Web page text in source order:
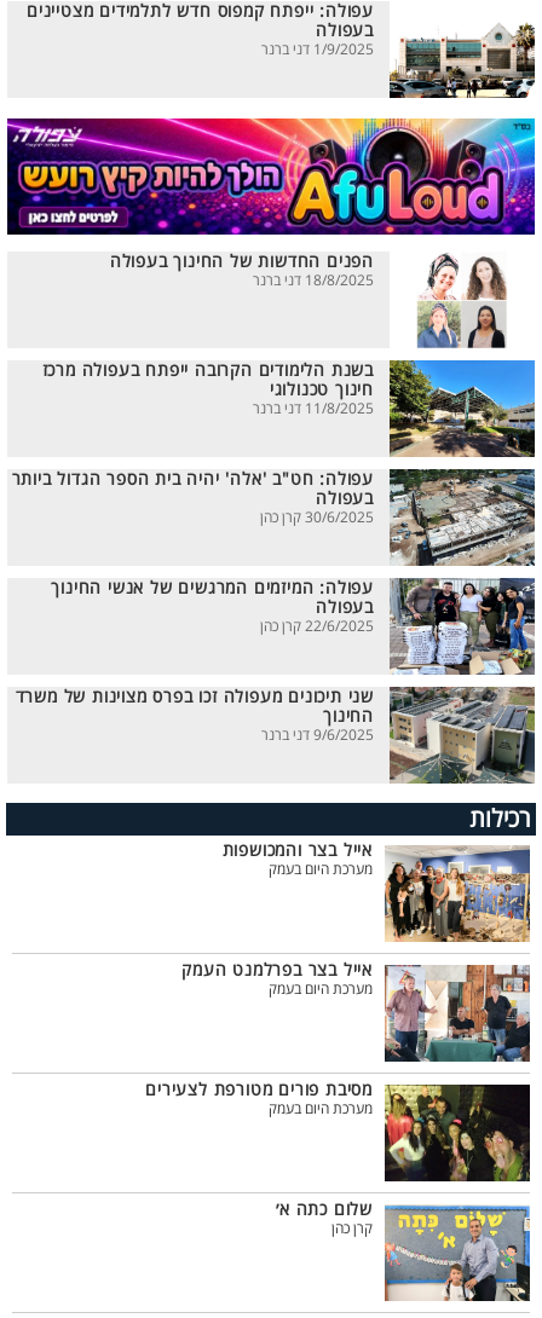
עפולה: ייפתח קמפוס חדש לתלמידים מצטיינים
בעפולה
1/9/2025 דני ברנר
הפנים החדשות של החינוך בעפולה
18/8/2025 דני ברנר
בשנת הלימודים הקרובה ייפתח בעפולה מרכז
חינוך טכנולוגי
11/8/2025 דני ברנר
עפולה: חט"ב 'אלה' יהיה בית הספר הגדול ביותר
בעפולה
30/6/2025 קרן כהן
עפולה: המיזמים המרגשים של אנשי החינוך
בעפולה
22/6/2025 קרן כהן
שני תיכונים מעפולה זכו בפרס מצוינות של משרד
החינוך
9/6/2025 דני ברנר
רכילות
אייל בצר והמכושפות
מערכת היום בעמק
אייל בצר בפרלמנט העמק
מערכת היום בעמק
מסיבת פורים מטורפת לצעירים
מערכת היום בעמק
שלום כתה א׳
קרן כהן